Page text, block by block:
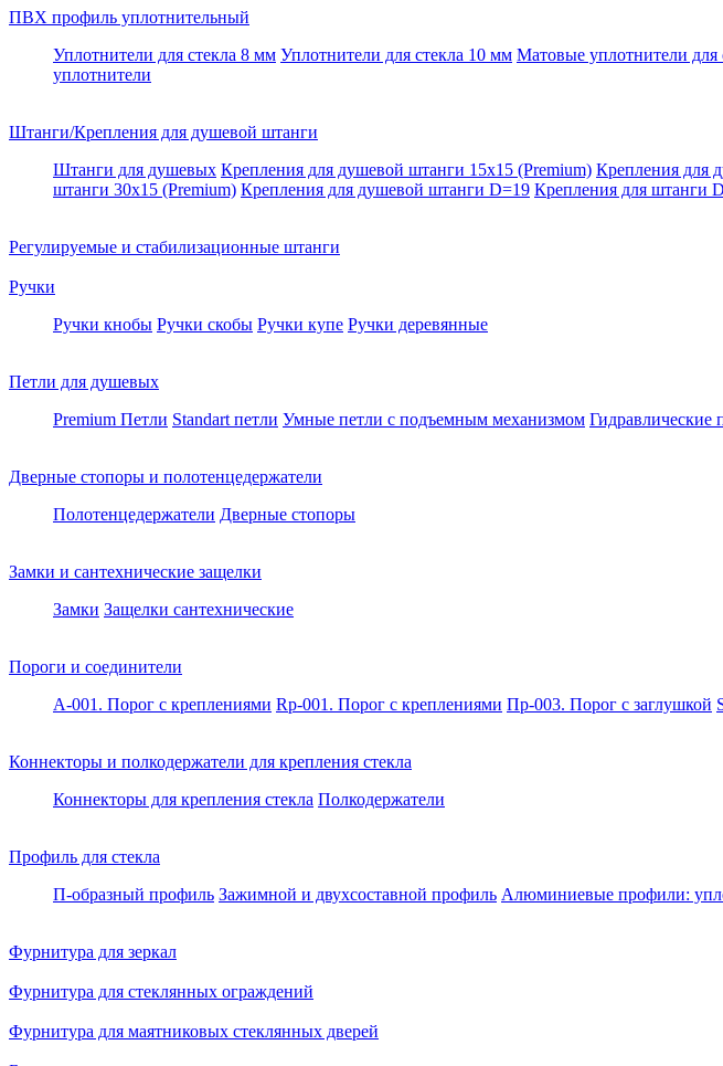
ПВХ профиль уплотнительный
Уплотнители для стекла 8 мм Уплотнители для стекла 10 мм Матовые уплотнители для
уплотнители
Штанги/Крепления для душевой штанги
Штанги для душевых Крепления для душевой штанги 15х15 (Premium) Крепления для
штанги 30x15 (Premium) Крепления для душевой штанги D=19 Крепления для штанги
Регулируемые и стабилизационные штанги
Ручки
Ручки кнобы Ручки скобы Ручки купе Ручки деревянные
Петли для душевых
Premium Петли Standart петли Умные петли c подъемным механизмом Гидравлические
Дверные стопоры и полотенцедержатели
Полотенцедержатели Дверные стопоры
Замки и сантехнические защелки
Замки Защелки сантехнические
Пороги и соединители
A-001. Порог с креплениями Rp-001. Порог с креплениями Пр-003. Порог с заглушкой
Коннекторы и полкодержатели для крепления стекла
Коннекторы для крепления стекла Полкодержатели
Профиль для стекла
П-образный профиль Зажимной и двухсоставной профиль Алюминиевые профили:
Фурнитура для зеркал
Фурнитура для стеклянных ограждений
Фурнитура для маятниковых стеклянных дверей